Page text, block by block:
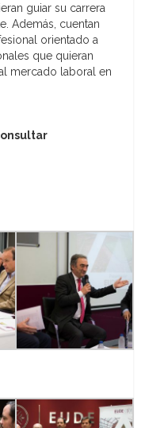
guiar su carrera
Además, cuentan
orientado a
que quieran
mercado laboral en